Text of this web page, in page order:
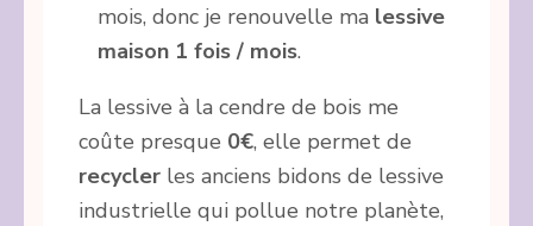
mois, donc je renouvelle ma lessive
maison 1 fois / mois.
La lessive à la cendre de bois me
coûte presque 0€, elle permet de
recycler les anciens bidons de lessive
industrielle qui pollue notre planète,